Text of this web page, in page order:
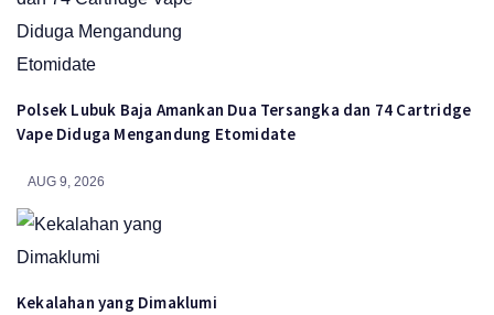
Polsek Lubuk Baja Amankan Dua Tersangka dan 74 Cartridge
Vape Diduga Mengandung Etomidate
AUG 9, 2026
Kekalahan yang Dimaklumi